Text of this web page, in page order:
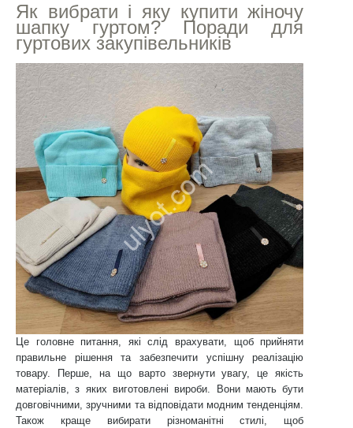
Як вибрати і яку купити жіночу
шапку гуртом? Поради для
гуртових закупівельників
Це головне питання, які слід врахувати, щоб прийняти
правильне рішення та забезпечити успішну реалізацію
товару. Перше, на що варто звернути увагу, це якість
матеріалів, з яких виготовлені вироби. Вони мають бути
довговічними, зручними та відповідати модним тенденціям.
Також краще вибирати різноманітні стилі, щоб